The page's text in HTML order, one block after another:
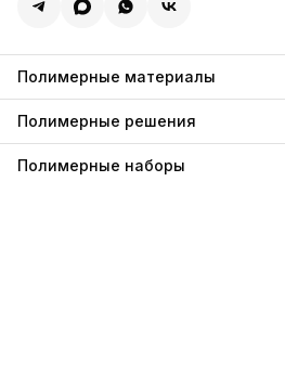
Полимерные материалы
Полимерные инъекции
Полимерные грунтовки
Полимерные компаунды
Полимерные фиксаторы
Полимерные решения
Для декоративного хромирования
Для искусственной травы
Для резиновой крошки
Полимерные наборы